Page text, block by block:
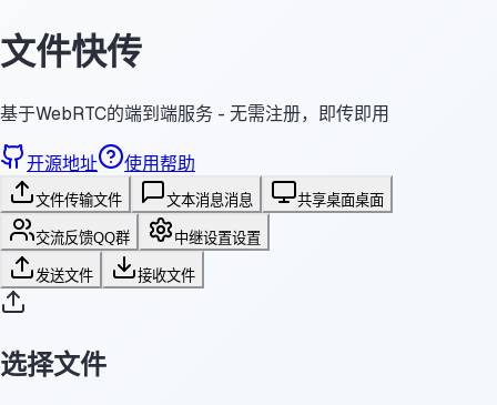
文件快传
基于WebRTC的端到端服务 - 无需注册，即传即用
开源地址 使用帮助
文件传输文件 文本消息消息 共享桌面桌面
交流反馈QQ群 中继设置设置
发送文件 接收文件
选择文件